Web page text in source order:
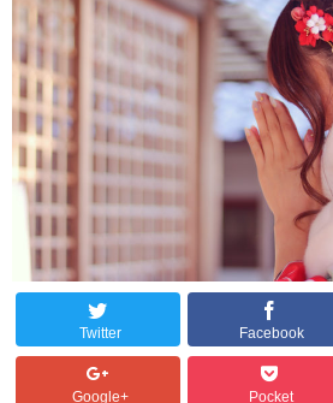
Twitter Facebook
Google+ Pocket